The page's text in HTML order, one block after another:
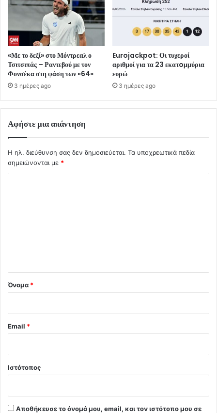
«Με το δεξί» στο Μόντρεαλ ο
Τσιτσιπάς – Ραντεβού με τον
Φονσέκα στη φάση των «64»
3 ημέρες ago
Eurojackpot: Οι τυχεροί
αριθμοί για τα 23 εκατoμμύρια
ευρώ
3 ημέρες ago
Αφήστε μια απάντηση
Η ηλ. διεύθυνση σας δεν δημοσιεύεται. Τα υποχρεωτικά πεδία
σημειώνονται με *
Όνομα *
Email *
Ιστότοπος
Αποθήκευσε το όνομά μου, email, και τον ιστότοπο μου σε